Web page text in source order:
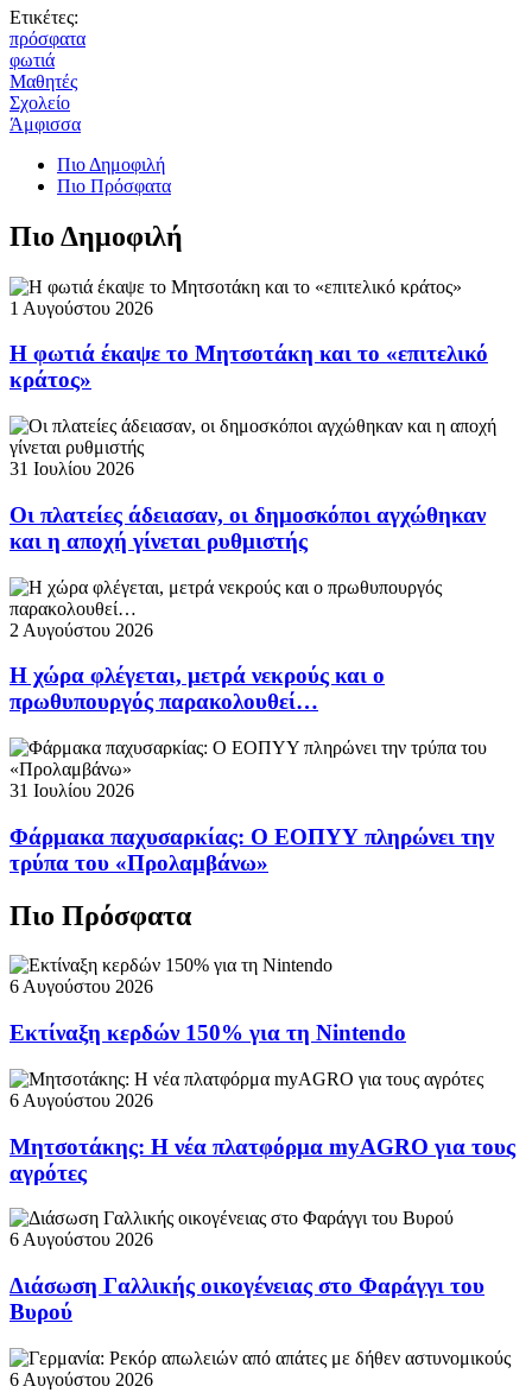
Ετικέτες:
πρόσφατα
φωτιά
Μαθητές
Σχολείο
Άμφισσα
Πιο Δημοφιλή
Πιο Πρόσφατα
Πιο Δημοφιλή
1 Αυγούστου 2026
Η φωτιά έκαψε το Μητσοτάκη και το «επιτελικό
κράτος»
31 Ιουλίου 2026
Οι πλατείες άδειασαν, οι δημοσκόποι αγχώθηκαν
και η αποχή γίνεται ρυθμιστής
2 Αυγούστου 2026
Η χώρα φλέγεται, μετρά νεκρούς και ο
πρωθυπουργός παρακολουθεί…
31 Ιουλίου 2026
Φάρμακα παχυσαρκίας: Ο ΕΟΠΥΥ πληρώνει την
τρύπα του «Προλαμβάνω»
Πιο Πρόσφατα
6 Αυγούστου 2026
Εκτίναξη κερδών 150% για τη Nintendo
6 Αυγούστου 2026
Μητσοτάκης: Η νέα πλατφόρμα myAGRO για τους
αγρότες
6 Αυγούστου 2026
Διάσωση Γαλλικής οικογένειας στο Φαράγγι του
Βυρού
6 Αυγούστου 2026